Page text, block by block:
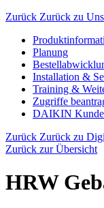
Zurück Zurück zu
Planung
Installation &
Training &
Zugriffe
DAIKIN
Zurück Zurück zu
Zurück zur Übersicht
HRW